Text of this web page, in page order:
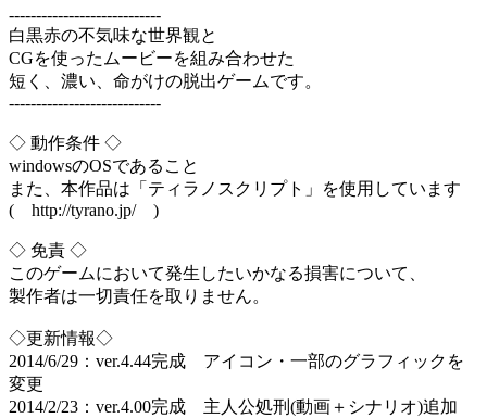
----------------------------
白黒赤の不気味な世界観と
CGを使ったムービーを組み合わせた
短く、濃い、命がけの脱出ゲームです。
----------------------------
◇ 動作条件 ◇
windowsのOSであること
また、本作品は「ティラノスクリプト」を使用しています
( http://tyrano.jp/ )
◇ 免責 ◇
このゲームにおいて発生したいかなる損害について、
製作者は一切責任を取りません。
◇更新情報◇
2014/6/29：ver.4.44完成 アイコン・一部のグラフィックを
変更
2014/2/23：ver.4.00完成 主人公処刑(動画＋シナリオ)追加